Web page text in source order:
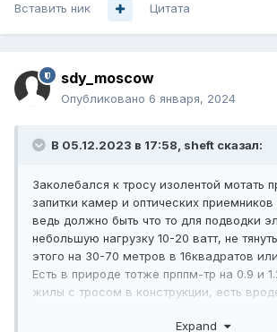
Вставить ник Цитата
sdy_moscow
Опубликовано 6 января, 2024
В 05.12.2023 в 17:58, sheft сказал:
Заколебался к тросу изолентой мотать
запитки камер и оптических приемников
ведь должно быть что то для подводки
небольшую нагрузку 10-20 ватт, не
этого на 30-70 метров в 16квадратов
Есть в природе тотже прппм-тр на 0.9 и
жилы с тросом в конструкции, есть
инет нереально, пробежался по всем
Expand